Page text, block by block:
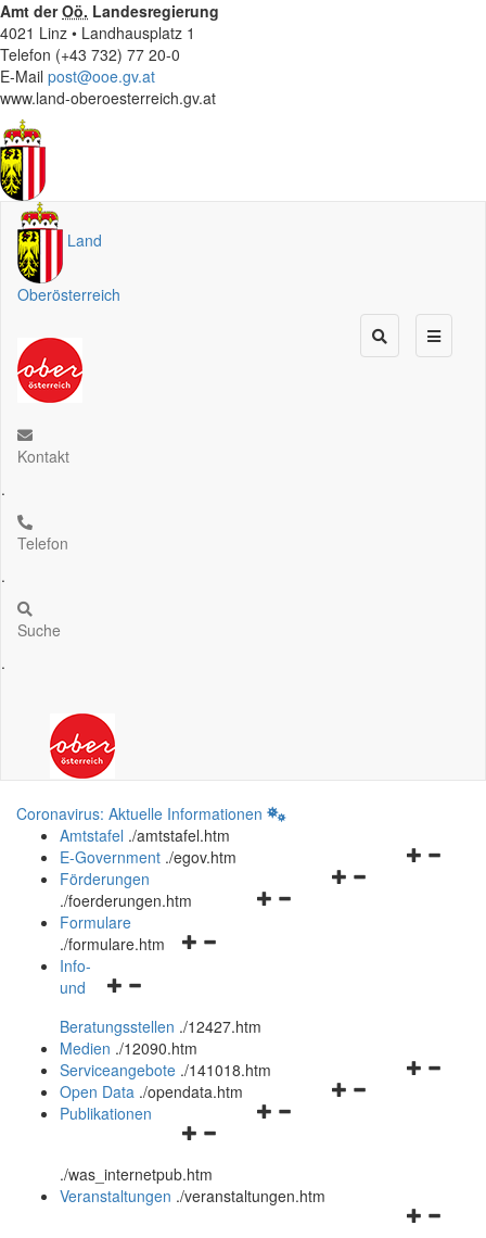
Amt derOö. Landesregierung
4021 Linz • Landhausplatz 1
Telefon (+43 732) 77 20-0
E-Mail post@ooe.gv.at
www.land-oberoesterreich.gv.at
Land
Oberösterreich
Kontakt
.
Telefon
.
Suche
.
Coronavirus: Aktuelle Informationen
Amtstafel ./amtstafel.htm
Navigationsmenü
E-Government ./egov.htm
Navigationsmenü
Förderungen
./foerderungen.htm
Navigationsmenü
Formulare
./formulare.htm
Navigationsmenü
und
schließen
Info-
und
Beratungsstellen ./12427.htm
Medien ./12090.htm
Navigationsmenü
Serviceangebote ./141018.htm
Navigationsmenü
Open Data ./opendata.htm
Navigationsmenü
und
schließen
Publikationen
./was_internetpub.htm
Veranstaltungen ./veranstaltungen.htm